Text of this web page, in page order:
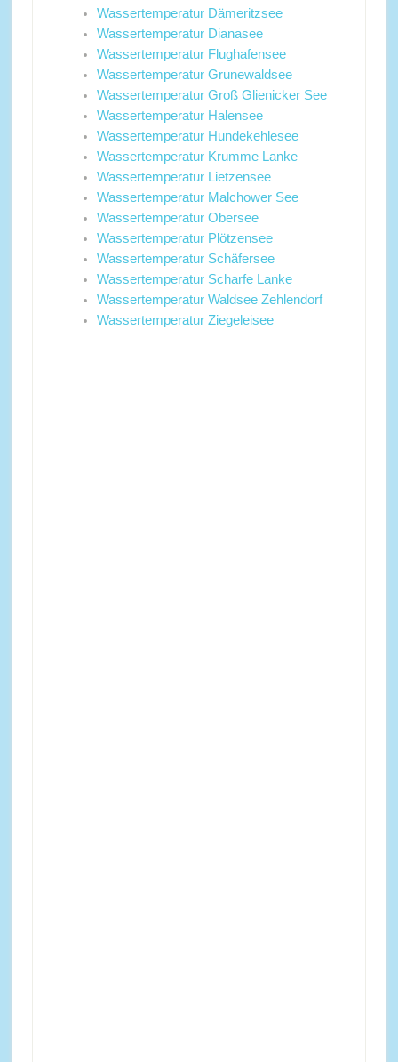
Wassertemperatur Dämeritzsee
Wassertemperatur Dianasee
Wassertemperatur Flughafensee
Wassertemperatur Grunewaldsee
Wassertemperatur Groß Glienicker See
Wassertemperatur Halensee
Wassertemperatur Hundekehlesee
Wassertemperatur Krumme Lanke
Wassertemperatur Lietzensee
Wassertemperatur Malchower See
Wassertemperatur Obersee
Wassertemperatur Plötzensee
Wassertemperatur Schäfersee
Wassertemperatur Scharfe Lanke
Wassertemperatur Waldsee Zehlendorf
Wassertemperatur Ziegeleisee